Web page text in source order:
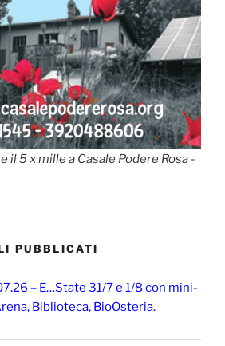
il 5 x mille a Casale Podere Rosa -
PUBBLICATI
– E…State 31/7 e 1/8 con mini-
Biblioteca, BioOsteria.